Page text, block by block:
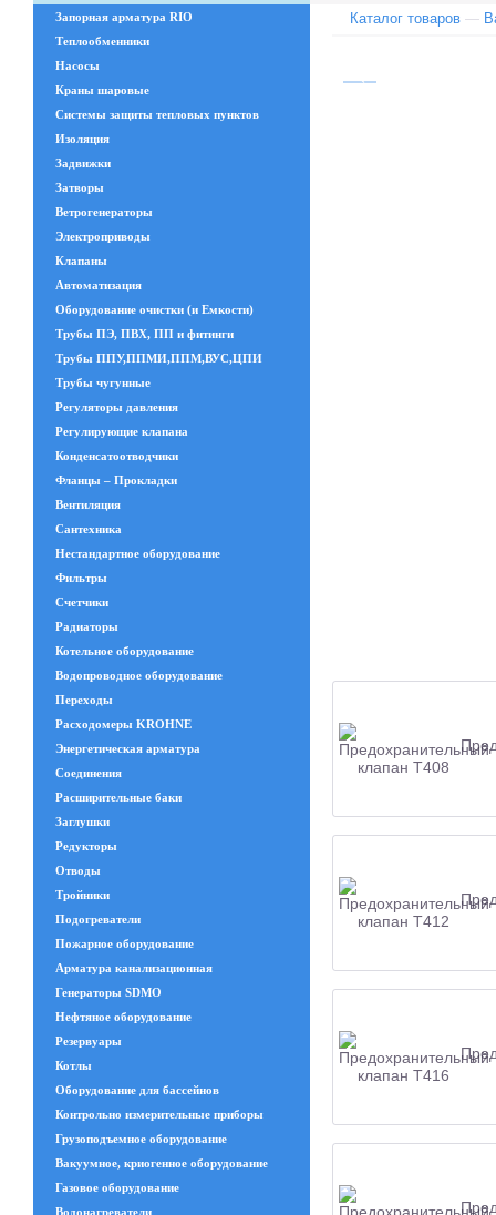
Запорная арматура RIO
Теплообменники
Насосы
Краны шаровые
Системы защиты тепловых пунктов
Изоляция
Задвижки
Затворы
Ветрогенераторы
Электроприводы
Клапаны
Автоматизация
Оборудование очистки (и Емкости)
Трубы ПЭ, ПВХ, ПП и фитинги
Трубы ППУ,ППМИ,ППМ,ВУС,ЦПИ
Трубы чугунные
Регуляторы давления
Регулирующие клапана
Конденсатоотводчики
Фланцы – Прокладки
Вентиляция
Сантехника
Нестандартное оборудование
Фильтры
Счетчики
Радиаторы
Котельное оборудование
Водопроводное оборудование
Переходы
Расходомеры KROHNE
Энергетическая арматура
Соединения
Расширительные баки
Заглушки
Редукторы
Отводы
Тройники
Подогреватели
Пожарное оборудование
Арматура канализационная
Генераторы SDMO
Нефтяное оборудование
Резервуары
Котлы
Оборудование для бассейнов
Контрольно измерительные приборы
Грузоподъемное оборудование
Вакуумное, криогенное оборудование
Газовое оборудование
Водонагреватели
Каталог товаров —